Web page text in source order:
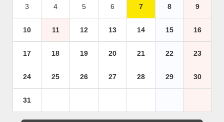
3 4 5 6 7 8 9
10 11 12 13 14 15 16
17 18 19 20 21 22 23
24 25 26 27 28 29 30
31